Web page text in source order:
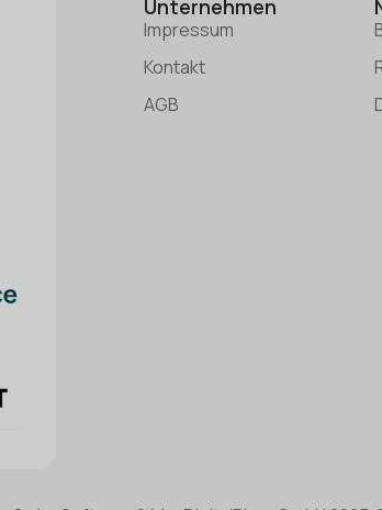
Unternehmen
Impressum
Kontakt
AGB